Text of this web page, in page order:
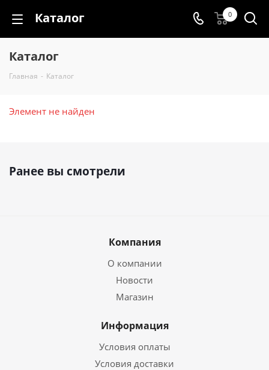
Каталог 0
Каталог
Главная - Каталог
Элемент не найден
Ранее вы смотрели
Компания
О компании
Новости
Магазин
Информация
Условия оплаты
Условия доставки